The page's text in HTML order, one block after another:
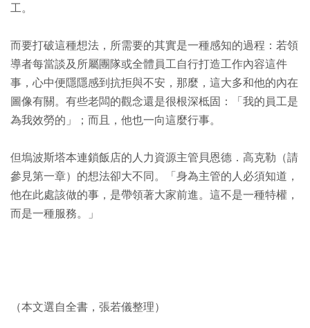
工。
而要打破這種想法，所需要的其實是一種感知的過程：若領
導者每當談及所屬團隊或全體員工自行打造工作內容這件
事，心中便隱隱感到抗拒與不安，那麼，這大多和他的內在
圖像有關。有些老闆的觀念還是很根深柢固：「我的員工是
為我效勞的」；而且，他也一向這麼行事。
但塢波斯塔本連鎖飯店的人力資源主管貝恩德．高克勒（請
參見第一章）的想法卻大不同。「身為主管的人必須知道，
他在此處該做的事，是帶領著大家前進。這不是一種特權，
而是一種服務。」
（本文選自全書，張若儀整理）